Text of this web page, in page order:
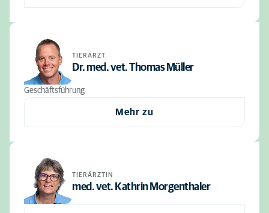
TIERARZT
Dr. med. vet. Thomas Müller
Geschäftsführung
Mehr zu
TIERÄRZTIN
med. vet. Kathrin Morgenthaler